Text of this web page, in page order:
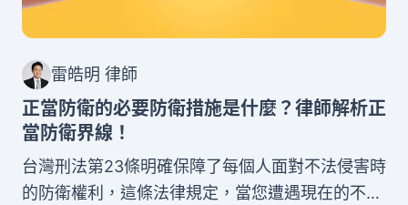
雷皓明 律師
正當防衛的必要防衛措施是什麼？律師解析正
當防衛界線！
台灣刑法第23條明確保障了每個人面對不法侵害時
的防衛權利，這條法律規定，當您遭遇現在的不法